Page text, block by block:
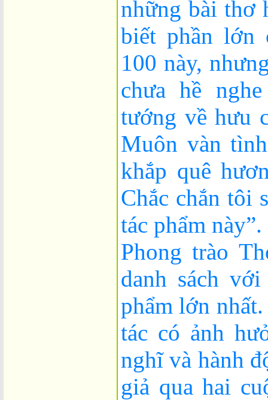
những bài thơ
biết phần lớn
100 này,
chưa hề
tướng về hưu
Muôn vàn
khắp quê
Chắc chắn tôi
tác phẩm này”.
Phong trào
danh sách
phẩm lớn
tác có ảnh
nghĩ và hành
giả qua hai